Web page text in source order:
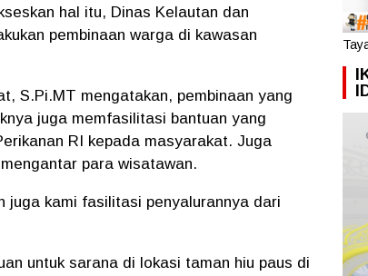
hal itu, Dinas Kelautan dan
pembinaan warga di kawasan
S.Pi.MT mengatakan, pembinaan yang
juga memfasilitasi bantuan yang
RI kepada masyarakat. Juga
para wisatawan.
juga kami fasilitasi penyalurannya dari
untuk sarana di lokasi taman hiu paus di